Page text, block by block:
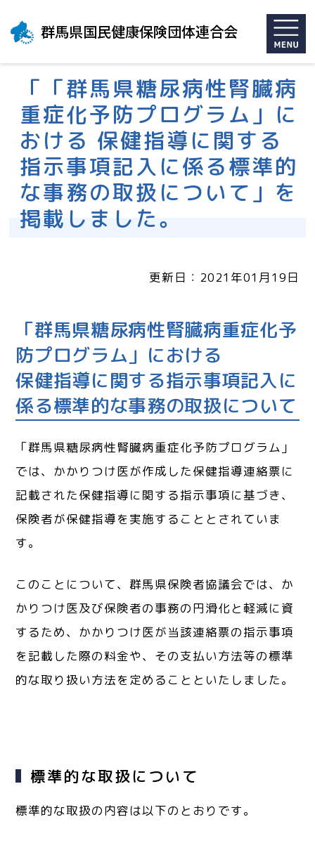
群馬県国民健康保険団体連合会
「「群馬県糖尿病性腎臓病
重症化予防プログラム」に
おける 保健指導に関する
指示事項記入に係る標準的
な事務の取扱について」を
掲載しました。
更新日：2021年01月19日
「群馬県糖尿病性腎臓病重症化予
防プログラム」における
保健指導に関する指示事項記入に
係る標準的な事務の取扱について
「群馬県糖尿病性腎臓病重症化予防プログラム」
では、かかりつけ医が作成した保健指導連絡票に
記載された保健指導に関する指示事項に基づき、
保険者が保健指導を実施することとされていま
す。
このことについて、群馬県保険者協議会では、か
かりつけ医及び保険者の事務の円滑化と軽減に資
するため、かかりつけ医が当該連絡票の指示事項
を記載した際の料金や、その支払い方法等の標準
的な取り扱い方法を定めることといたしました。
標準的な取扱について
標準的な取扱の内容は以下のとおりです。